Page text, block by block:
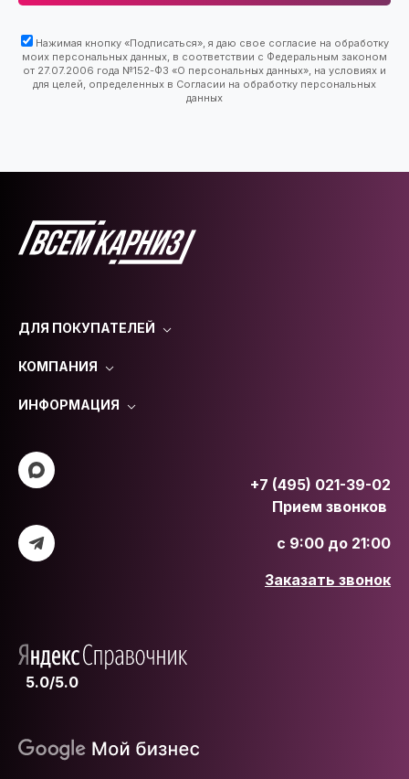
Нажимая кнопку «Подписаться», я даю свое согласие на обработку
моих персональных данных, в соответствии с Федеральным законом
от 27.07.2006 года №152-ФЗ «О персональных данных», на условиях и
для целей, определенных в Согласии на обработку персональных
данных
ДЛЯ ПОКУПАТЕЛЕЙ
КОМПАНИЯ
ИНФОРМАЦИЯ
+7 (495) 021-39-02
Прием звонков
с 9:00 до 21:00
Заказать звонок
5.0/5.0